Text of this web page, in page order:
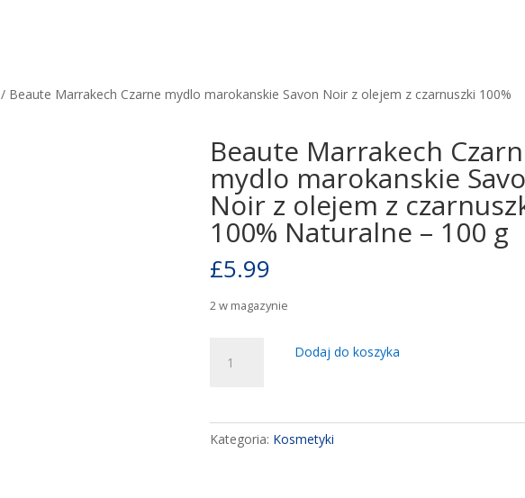
/ Beaute Marrakech Czarne mydlo marokanskie Savon Noir z olejem z czarnuszki 100%
Beaute Marrakech
mydlo marokanskie
Noir z olejem z
100% Naturalne – 100 g
£5.99
2 w magazynie
Beaute
marokanskie
Dodaj do koszyka
Kategoria: Kosmetyki